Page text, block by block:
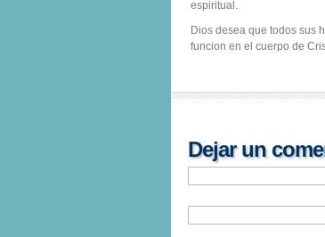
espiritual.
Dios desea que todos sus
funcion en el cuerpo de
Dejar un